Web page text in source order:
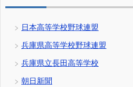
日本高等学校野球連盟
兵庫県高等学校野球連盟
兵庫県立長田高等学校
朝日新聞